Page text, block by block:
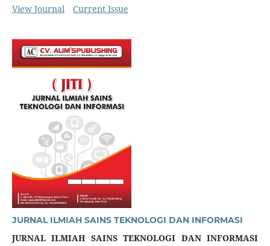
View Journal
Current Issue
JURNAL ILMIAH SAINS TEKNOLOGI DAN INFORMASI
JURNAL ILMIAH SAINS TEKNOLOGI DAN INFORMASI